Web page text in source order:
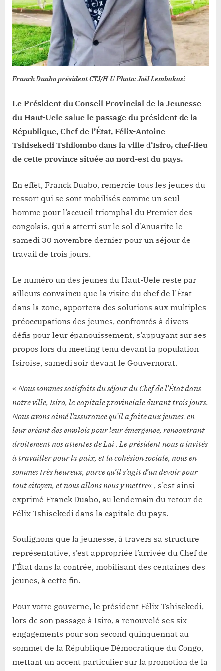
région,
satisfecit
du
conseil
provincial
la
Franck Duabo président CTJ/H-U Photo: Joël Lembakasi
Le Président du Conseil Provincial de la Jeunesse
du Haut-Uele salue le passage du président de la
République, Chef de l’État, Félix-Antoine
Tshisekedi Tshilombo dans la ville d’Isiro, chef-lieu
de cette province située au nord-est du pays.
En effet, Franck Duabo, remercie tous les jeunes du
ressort qui se sont mobilisés comme un seul
homme pour l’accueil triomphal du Premier des
congolais, qui a atterri sur le sol d’Anuarite le
samedi 30 novembre dernier pour un séjour de
travail de trois jours.
Le numéro un des jeunes du Haut-Uele reste par
ailleurs convaincu que la visite du chef de l’État
dans la zone, apportera des solutions aux multiples
préoccupations des jeunes, confrontés à divers
défis pour leur épanouissement, s’appuyant sur ses
propos lors du meeting tenu devant la population
Isiroise, samedi soir devant le Gouvernorat.
« Nous sommes satisfaits du séjour du Chef de l’État dans
notre ville, Isiro, la capitale provinciale durant trois jours.
Nous avons aimé l’assurance qu’il a faite aux jeunes, en
leur créant des emplois pour leur émergence, rencontrant
droitement nos attentes de Lui . Le président nous a invités
à travailler pour la paix, et la cohésion sociale, nous en
sommes très heureux, parce qu’il s’agit d’un devoir pour
tout citoyen, et nous allons nous y mettre« , s’est ainsi
exprimé Franck Duabo, au lendemain du retour de
Félix Tshisekedi dans la capitale du pays.
Soulignons que la jeunesse, à travers sa structure
représentative, s’est appropriée l’arrivée du Chef de
l’État dans la contrée, mobilisant des centaines des
jeunes, à cette fin.
Pour votre gouverne, le président Félix Tshisekedi,
lors de son passage à Isiro, a renouvelé ses six
engagements pour son second quinquennat au
sommet de la République Démocratique du Congo,
mettant un accent particulier sur la promotion de la